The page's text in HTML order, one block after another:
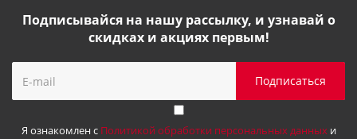
Подписывайся на нашу рассылку, и узнавай о
скидках и акциях первым!
Я ознакомлен с Политикой обработки персональных данныхи